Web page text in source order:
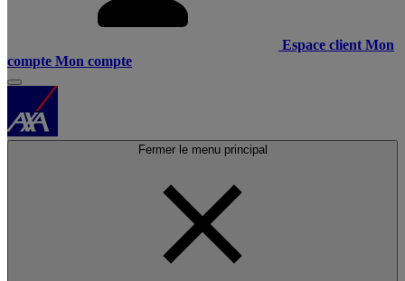
Espace client Mon
compte Mon compte
Fermer le menu principal